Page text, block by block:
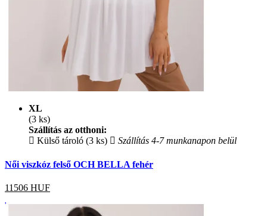
XL
(3 ks)
Szállítás az otthoni:
Külső tároló (3 ks)
Szállítás 4-7 munkanapon belül
Női viszkóz felső OCH BELLA fehér
11506 HUF